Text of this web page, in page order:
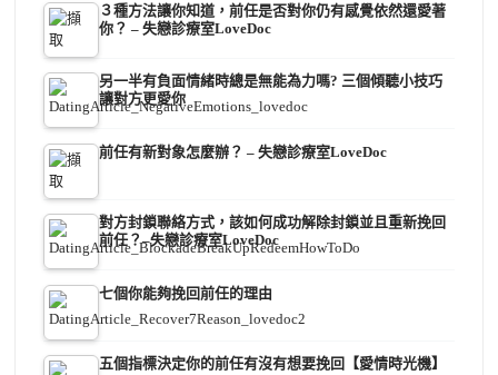
３種方法讓你知道，前任是否對你仍有感覺依然還愛著
你？ – 失戀診療室LoveDoc
另一半有負面情緒時總是無能為力嗎? 三個傾聽小技巧
讓對方更愛你
前任有新對象怎麼辦？ – 失戀診療室LoveDoc
對方封鎖聯絡方式，該如何成功解除封鎖並且重新挽回
前任？–失戀診療室LoveDoc
七個你能夠挽回前任的理由
五個指標決定你的前任有沒有想要挽回【愛情時光機】